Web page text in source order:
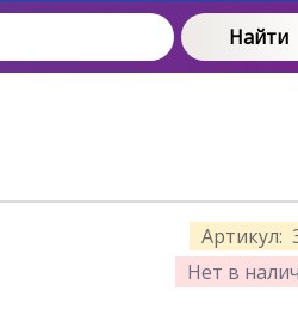
Найти
Артикул:
Нет в